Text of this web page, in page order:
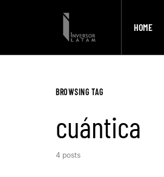
HOME
BROWSING TAG
cuántica
4 posts